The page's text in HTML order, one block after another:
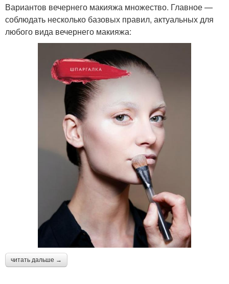
Вариантов вечернего макияжа множество. Главное —
соблюдать несколько базовых правил, актуальных для
любого вида вечернего макияжа:
читать дальше →